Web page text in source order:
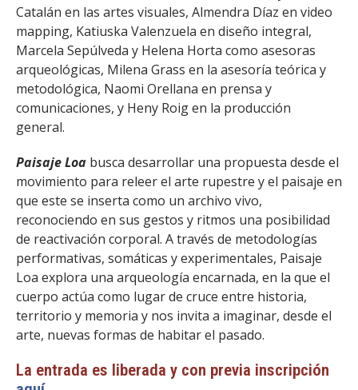
Catalán en las artes visuales, Almendra Díaz en video
mapping, Katiuska Valenzuela en diseño integral,
Marcela Sepúlveda y Helena Horta como asesoras
arqueológicas, Milena Grass en la asesoría teórica y
metodológica, Naomi Orellana en prensa y
comunicaciones, y Heny Roig en la producción
general.
Paisaje Loa busca desarrollar una propuesta desde el
movimiento para releer el arte rupestre y el paisaje en
que este se inserta como un archivo vivo,
reconociendo en sus gestos y ritmos una posibilidad
de reactivación corporal. A través de metodologías
performativas, somáticas y experimentales, Paisaje
Loa explora una arqueología encarnada, en la que el
cuerpo actúa como lugar de cruce entre historia,
territorio y memoria y nos invita a imaginar, desde el
arte, nuevas formas de habitar el pasado.
La entrada es liberada y con previa inscripción